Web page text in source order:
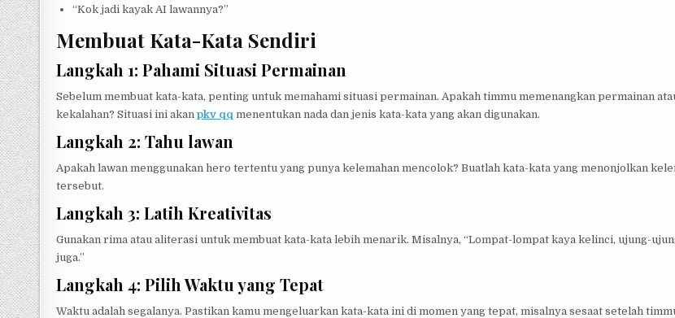
“Kok jadi kayak AI lawannya?”
Membuat Kata-Kata Sendiri
Langkah 1: Pahami Situasi Permainan
Sebelum membuat kata-kata, penting untuk memahami situasi permainan. Apakah timmu memenangkan permainan
kekalahan? Situasi ini akanpkv qq menentukan nada dan jenis kata-kata yang akan digunakan.
Langkah 2: Tahu lawan
Apakah lawan menggunakan hero tertentu yang punya kelemahan mencolok? Buatlah kata-kata yang menonjolkan
tersebut.
Langkah 3: Latih Kreativitas
Gunakan rima atau aliterasi untuk membuat kata-kata lebih menarik. Misalnya, “Lompat-lompat kaya kelinci, ujung-
juga.”
Langkah 4: Pilih Waktu yang Tepat
Waktu adalah segalanya. Pastikan kamu mengeluarkan kata-kata ini di momen yang tepat, misalnya sesaat setelah